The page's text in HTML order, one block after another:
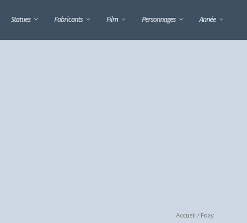
Statues Fabricants Film Personnages Année
Accueil / Foxy